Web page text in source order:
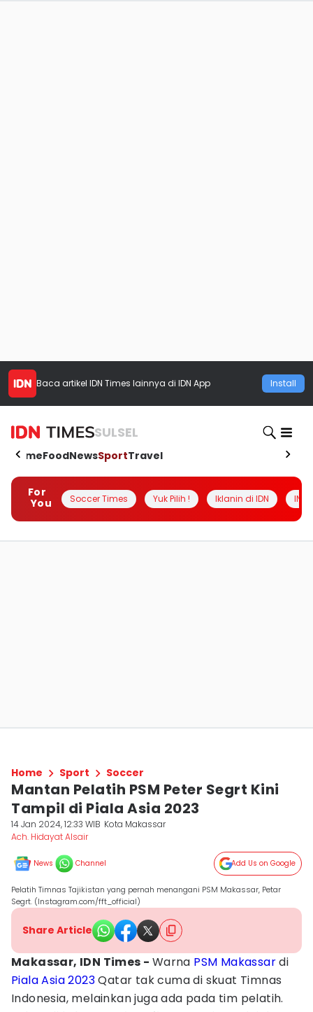
Baca artikel IDN Times lainnya di IDN App Install
SULSEL
HomeFoodNewsSportTravel
For
You
Soccer Times Yuk Pilih ! Iklanin di IDN
Home Sport Soccer
Mantan Pelatih PSM Peter Segrt Kini
Tampil di Piala Asia 2023
14 Jan 2024, 12:33 WIB Kota Makassar
Ach. Hidayat Alsair
News Channel Add Us on Google
Pelatih Timnas Tajikistan yang pernah menangani PSM Makassar, Petar
Segrt. (Instagram.com/fft_official)
Share Article
Makassar, IDN Times - Warna PSM Makassardi
Piala Asia 2023Qatar tak cuma di skuat Timnas
Indonesia, melainkan juga ada pada tim pelatih.